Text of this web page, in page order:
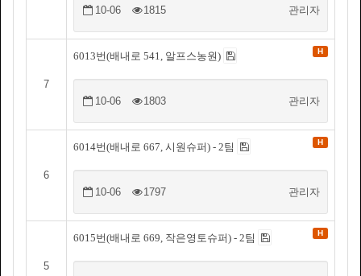
10-06 1815 관리자
7
6013번(배내로 541, 알프스농원) H
10-06 1803 관리자
6
6014번(배내로 667, 시원슈퍼) - 2팀 H
10-06 1797 관리자
5
6015번(배내로 669, 작은영토슈퍼) - 2팀 H